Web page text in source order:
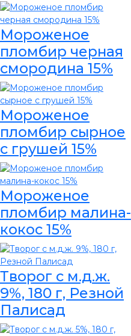
Мороженое
пломбир черная
смородина 15%
Мороженое
пломбир сырное
с грушей 15%
Мороженое
пломбир малина-
кокос 15%
Творог с м.д.ж.
9%, 180 г, Резной
Палисад